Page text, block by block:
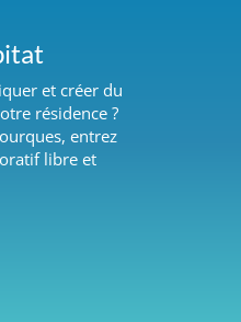
et créer du
résidence ?
entrez
libre et